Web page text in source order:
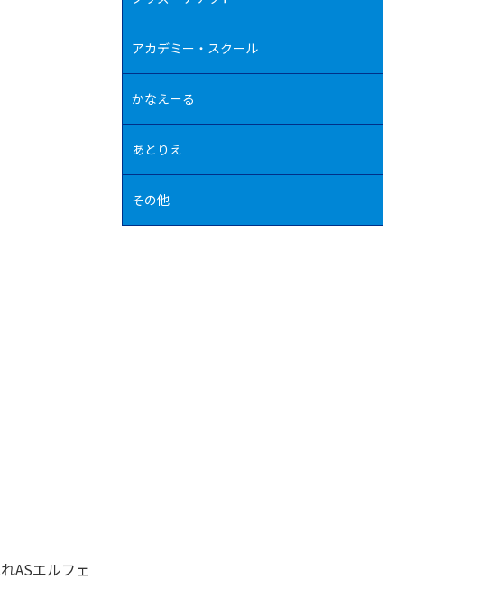
ASエルフェ
アカデミー・スクール
かなえーる
あとりえ
その他